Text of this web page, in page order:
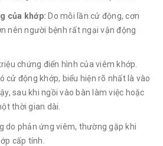
của khớp: Do mỗi lần cử động, cơn
nên người bệnh rất ngại vận động
chứng điển hình của viêm khớp.
cử động khớp, biểu hiện rõ nhất là vào
sau khi ngồi vào bàn làm việc hoặc
thời gian dài.
do phản ứng viêm, thường gặp khi
cấp tính.